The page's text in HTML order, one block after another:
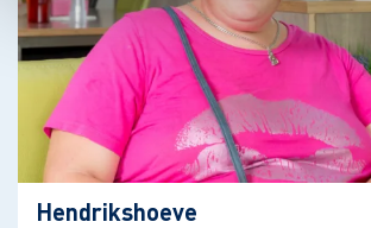
Hendrikshoeve